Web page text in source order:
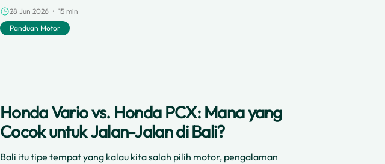
28 Jun 2026 • 15 min
Panduan Motor
Honda Vario vs. Honda PCX: Mana yang
Cocok untuk Jalan-Jalan di Bali?
Bali itu tipe tempat yang kalau kita salah pilih motor, pengalaman